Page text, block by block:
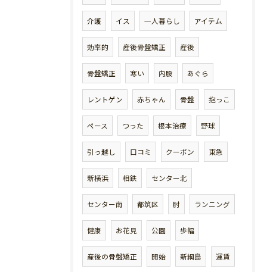
介護 イス 一人暮らし アイテム
効率的 産後骨盤矯正 産後
骨盤矯正 寒い 内股 あぐら
レントゲン 赤ちゃん 骨盤 抱っこ
ペース つった 根本治療 野球
引っ越し 口コミ クーポン 東急
新横浜 相鉄 センター北
センター南 都筑区 肘 ランニング
健康 お花見 公園 歩幅
産後の骨盤矯正 開始 新綱島 運賃